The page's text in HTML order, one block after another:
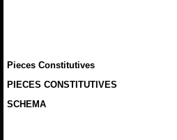
Pieces Constitutives
PIECES CONSTITUTIVES
SCHEMA